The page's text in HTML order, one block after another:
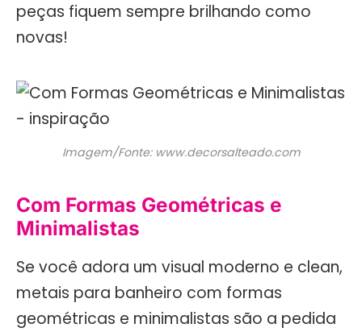
peças fiquem sempre brilhando como
novas!
Imagem/Fonte: www.decorsalteado.com
Com Formas Geométricas e
Minimalistas
Se você adora um visual moderno e clean,
metais para banheiro com formas
geométricas e minimalistas são a pedida